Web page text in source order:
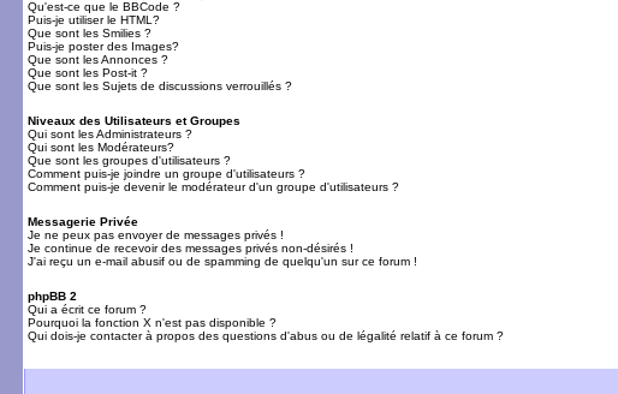
Qu'est-ce que le BBCode ?
Puis-je utiliser le HTML?
Que sont les Smilies ?
Puis-je poster des Images?
Que sont les Annonces ?
Que sont les Post-it ?
Que sont les Sujets de discussions verrouillés ?
Niveaux des Utilisateurs et Groupes
Qui sont les Administrateurs ?
Qui sont les Modérateurs?
Que sont les groupes d'utilisateurs ?
Comment puis-je joindre un groupe d'utilisateurs ?
Comment puis-je devenir le modérateur d'un groupe d'utilisateurs ?
Messagerie Privée
Je ne peux pas envoyer de messages privés !
Je continue de recevoir des messages privés non-désirés !
J'ai reçu un e-mail abusif ou de spamming de quelqu'un sur ce forum !
phpBB 2
Qui a écrit ce forum ?
Pourquoi la fonction X n'est pas disponible ?
Qui dois-je contacter à propos des questions d'abus ou de légalité relatif à ce forum ?